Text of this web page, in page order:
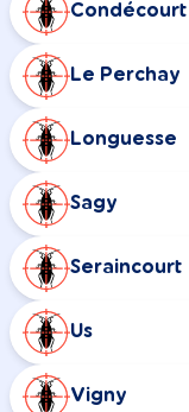
Condécourt
Le Perchay
Longuesse
Sagy
Seraincourt
Us
Vigny